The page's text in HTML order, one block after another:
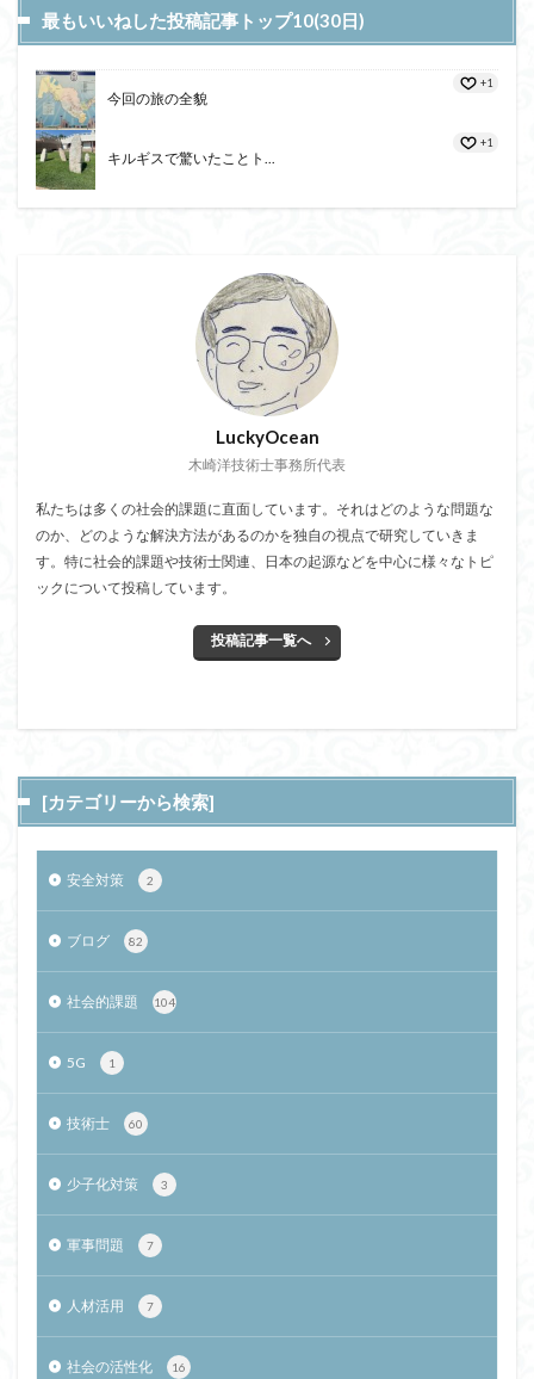
最もいいねした投稿記事トップ10(30日)
今回の旅の全貌
+1
キルギスで驚いたことト...
+1
LuckyOcean
木崎洋技術士事務所代表
私たちは多くの社会的課題に直面しています。それはどのような問題な
のか、どのような解決方法があるのかを独自の視点で研究していきま
す。特に社会的課題や技術士関連、日本の起源などを中心に様々なトピ
ックについて投稿しています。
投稿記事一覧へ
[カテゴリーから検索]
安全対策 2
ブログ 82
社会的課題 104
5G 1
技術士 60
少子化対策 3
軍事問題 7
人材活用 7
社会の活性化 16